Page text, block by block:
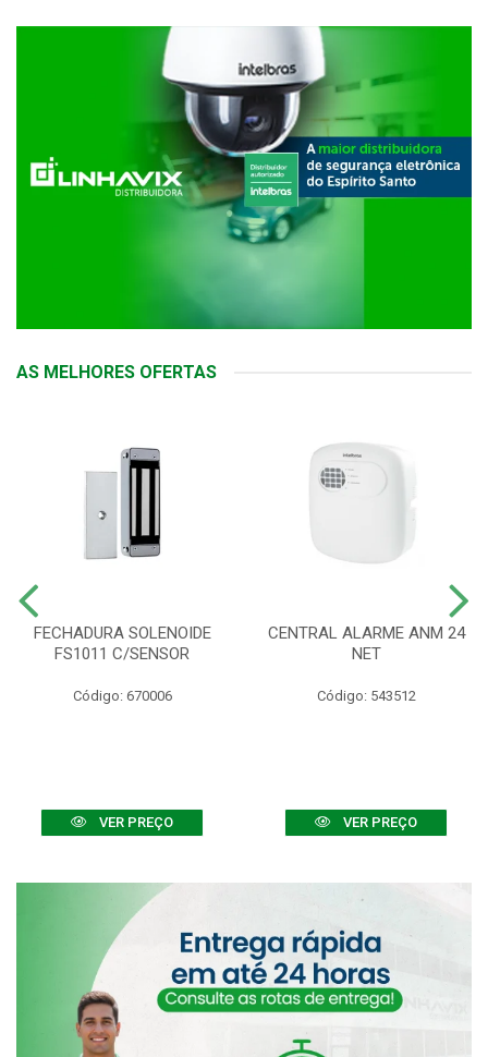
AS MELHORES OFERTAS
FECHADURA SOLENOIDE
FS1011 C/SENSOR
Código: 670006
VER PREÇO
CENTRAL ALARME ANM 24
NET
Código: 543512
VER PREÇO